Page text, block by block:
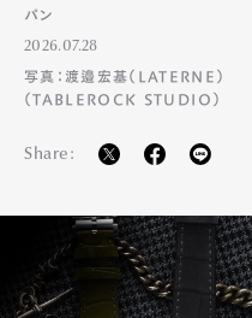
パン
2026.07.28
写真：渡邉宏基（LATERNE）
（TABLEROCK STUDIO）
Share: